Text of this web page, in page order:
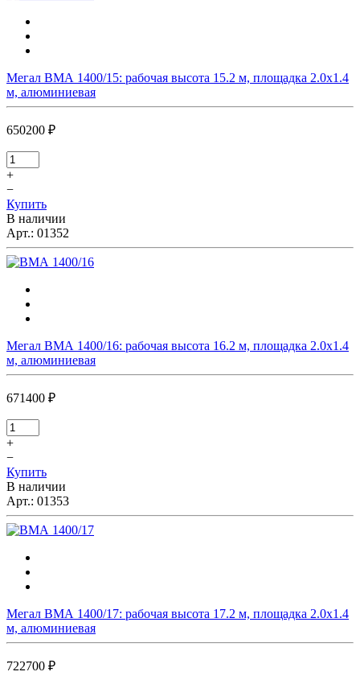
Мегал ВМА 1400/15: рабочая высота 15.2 м, площадка 2.0х1.4
м, алюминиевая
650200 ₽
+
−
Купить
В наличии
Арт.: 01352
Мегал ВМА 1400/16: рабочая высота 16.2 м, площадка 2.0х1.4
м, алюминиевая
671400 ₽
+
−
Купить
В наличии
Арт.: 01353
Мегал ВМА 1400/17: рабочая высота 17.2 м, площадка 2.0х1.4
м, алюминиевая
722700 ₽